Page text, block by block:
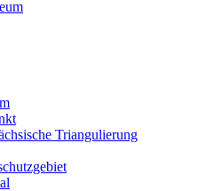
Triangulierung